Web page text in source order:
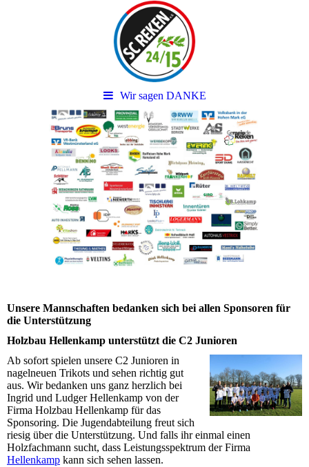
Wir sagen DANKE
Unsere Mannschaften bedanken sich bei allen Sponsoren für
die Unterstützung
Holzbau Hellenkamp unterstützt die C2 Junioren
Ab sofort spielen unsere C2 Junioren in
nagelneuen Trikots und sehen richtig gut
aus. Wir bedanken uns ganz herzlich bei
Ingrid und Ludger Hellenkamp von der
Firma Holzbau Hellenkamp für das
Sponsoring. Die Jugendabteilung freut sich
riesig über die Unterstützung. Und falls ihr einmal einen
Holzfachmann sucht, dass Leistungsspektrum der Firma
Hellenkamp kann sich sehen lassen.